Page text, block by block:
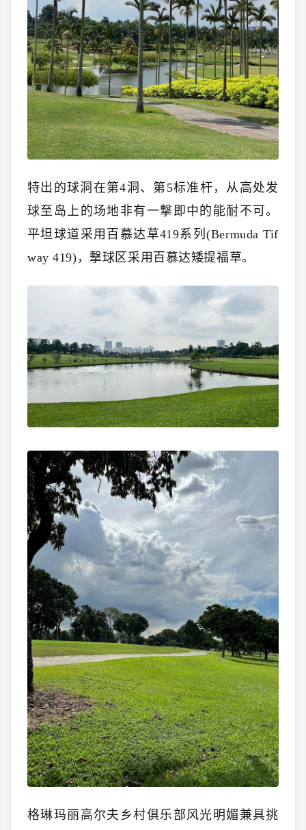
特出的球洞在第4洞、第5标准杆，从高处发
球至岛上的场地非有一撃即中的能耐不可。
平坦球道采用百慕达草419系列(Bermuda Tif
way 419)，撃球区采用百慕达矮提福草。
格琳玛丽高尔夫乡村俱乐部风光明媚兼具挑